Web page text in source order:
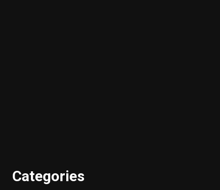
Categories